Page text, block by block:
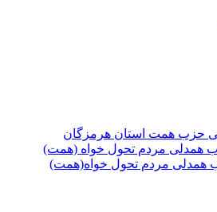
حزب همت استان هرمزگان
همدلی مردم تحول خواه (همت)
همدلی مردم تحول خواه(همت)